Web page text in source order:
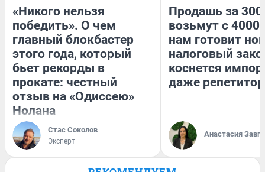
«Никого нельзя
победить». О чем
главный блокбастер
этого года, который
бьет рекорды в
прокате: честный
отзыв на «Одиссею»
Нолана
Стас Соколов
Эксперт
Продашь за
возьмут с
нам готовит
налоговый
коснется
даже
Анастасия